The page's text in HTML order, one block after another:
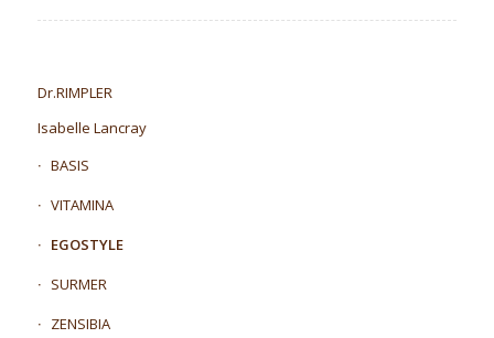
Dr.RIMPLER
Isabelle Lancray
BASIS
VITAMINA
EGOSTYLE
SURMER
ZENSIBIA